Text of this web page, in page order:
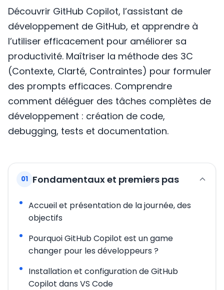
Découvrir GitHub Copilot, l’assistant de
développement de GitHub, et apprendre à
l’utiliser efficacement pour améliorer sa
productivité. Maîtriser la méthode des 3C
(Contexte, Clarté, Contraintes) pour formuler
des prompts efficaces. Comprendre
comment déléguer des tâches complètes de
développement : création de code,
debugging, tests et documentation.
01 Fondamentaux et premiers pas
Accueil et présentation de la journée, des
objectifs
Pourquoi GitHub Copilot est un game
changer pour les développeurs ?
Installation et configuration de GitHub
Copilot dans VS Code